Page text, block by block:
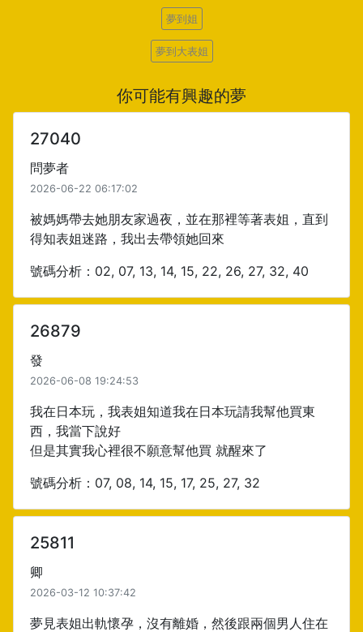
夢到姐
夢到大表姐
你可能有興趣的夢
27040
問夢者
2026-06-22 06:17:02
被媽媽帶去她朋友家過夜，並在那裡等著表姐，直到
得知表姐迷路，我出去帶領她回來
號碼分析：02, 07, 13, 14, 15, 22, 26, 27, 32, 40
26879
發
2026-06-08 19:24:53
我在日本玩，我表姐知道我在日本玩請我幫他買東
西，我當下說好
但是其實我心裡很不願意幫他買 就醒來了
號碼分析：07, 08, 14, 15, 17, 25, 27, 32
25811
卿
2026-03-12 10:37:42
夢見表姐出軌懷孕，沒有離婚，然後跟兩個男人住在